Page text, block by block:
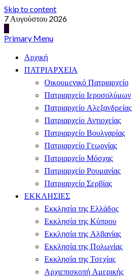
Skip to content
7 Αυγούστου 2026
Primary Menu
Αρχική
ΠΑΤΡΙΑΡΧΕΙΑ
Οικουμενικό Πατριαρχείο
Πατριαρχείο Ιεροσολύμων
Πατριαρχείο Αλεξανδρείας
Πατριαρχείο Αντιοχείας
Πατριαρχείο Βουλγαρίας
Πατριαρχείο Γεωργίας
Πατριαρχείο Μόσχας
Πατριαρχείο Ρουμανίας
Πατριαρχείο Σερβίας
ΕΚΚΛΗΣΙΕΣ
Εκκλησία της Ελλάδος
Εκκλησία της Κύπρου
Εκκλησία της Αλβανίας
Εκκλησία της Πολωνίας
Εκκλησία της Τσεχίας
Αρχιεπισκοπή Αμερικής